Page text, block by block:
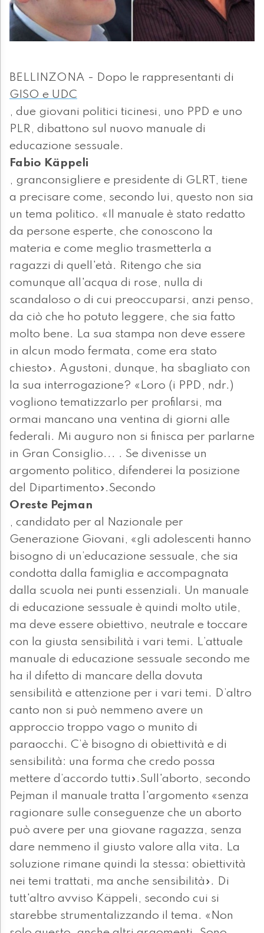
BELLINZONA - Dopo le rappresentanti di
GISO e UDC
, due giovani politici ticinesi, uno PPD e uno
PLR, dibattono sul nuovo manuale di
educazione sessuale.
Fabio Käppeli
, granconsigliere e presidente di GLRT, tiene
a precisare come, secondo lui, questo non sia
un tema politico. «Il manuale è stato redatto
da persone esperte, che conoscono la
materia e come meglio trasmetterla a
ragazzi di quell'età. Ritengo che sia
comunque all'acqua di rose, nulla di
scandaloso o di cui preoccuparsi, anzi penso,
da ciò che ho potuto leggere, che sia fatto
molto bene. La sua stampa non deve essere
in alcun modo fermata, come era stato
chiesto». Agustoni, dunque, ha sbagliato con
la sua interrogazione? «Loro (i PPD, ndr.)
vogliono tematizzarlo per profilarsi, ma
ormai mancano una ventina di giorni alle
federali. Mi auguro non si finisca per parlarne
in Gran Consiglio... . Se divenisse un
argomento politico, difenderei la posizione
del Dipartimento».Secondo
Oreste Pejman
, candidato per al Nazionale per
Generazione Giovani, «gli adolescenti hanno
bisogno di un’educazione sessuale, che sia
condotta dalla famiglia e accompagnata
dalla scuola nei punti essenziali. Un manuale
di educazione sessuale è quindi molto utile,
ma deve essere obiettivo, neutrale e toccare
con la giusta sensibilità i vari temi. L’attuale
manuale di educazione sessuale secondo me
ha il difetto di mancare della dovuta
sensibilità e attenzione per i vari temi. D’altro
canto non si può nemmeno avere un
approccio troppo vago o munito di
paraocchi. C’è bisogno di obiettività e di
sensibilità: una forma che credo possa
mettere d’accordo tutti».Sull'aborto, secondo
Pejman il manuale tratta l'argomento «senza
ragionare sulle conseguenze che un aborto
può avere per una giovane ragazza, senza
dare nemmeno il giusto valore alla vita. La
soluzione rimane quindi la stessa: obiettività
nei temi trattati, ma anche sensibilità». Di
tutt'altro avviso Käppeli, secondo cui si
starebbe strumentalizzando il tema. «Non